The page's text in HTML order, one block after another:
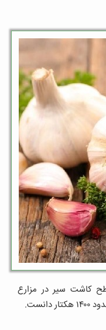
کاشت سیر در مزارع